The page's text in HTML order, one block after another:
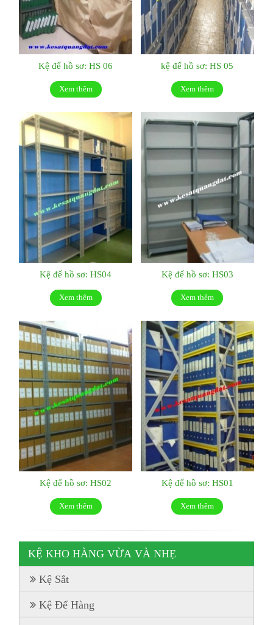
Kệ để hồ sơ: HS 06
Xem thêm
kệ để hồ sơ: HS 05
Xem thêm
Kệ để hồ sơ: HS04
Xem thêm
Kệ để hồ sơ: HS03
Xem thêm
Kệ để hồ sơ: HS02
Xem thêm
Kệ để hồ sơ: HS01
Xem thêm
KỆ KHO HÀNG VỪA VÀ NHẸ
Kệ Sắt
Kệ Để Hàng